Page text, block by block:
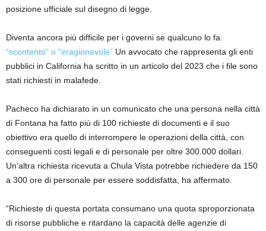
posizione ufficiale sul disegno di legge.
Diventa ancora più difficile per i governi se qualcuno lo fa.
“scontento” o “irragionevole” Un avvocato che rappresenta gli enti
pubblici in California ha scritto in un articolo del 2023 che i file sono
stati richiesti in malafede.
Pacheco ha dichiarato in un comunicato che una persona nella città
di Fontana ha fatto più di 100 richieste di documenti e il suo
obiettivo era quello di interrompere le operazioni della città, con
conseguenti costi legali e di personale per oltre 300.000 dollari.
Un’altra richiesta ricevuta a Chula Vista potrebbe richiedere da 150
a 300 ore di personale per essere soddisfatta, ha affermato.
“Richieste di questa portata consumano una quota sproporzionata
di risorse pubbliche e ritardano la capacità delle agenzie di